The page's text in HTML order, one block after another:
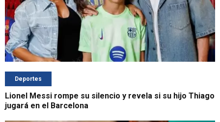
Deportes
Lionel Messi rompe su silencio y revela si su hijo Thiago
jugará en el Barcelona